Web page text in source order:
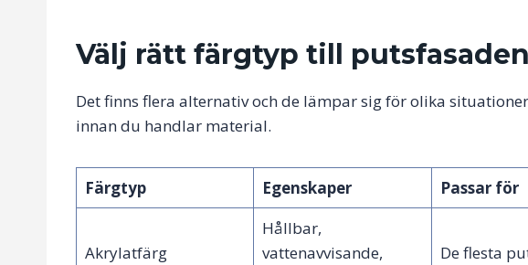
Välj rätt färgtyp till putsfasaden
Det finns flera alternativ och de lämpar sig för olika
innan du handlar material.
Färgtyp Egenskaper Passar för
Akrylatfärg
Hållbar,
vattenavvisande,
De flesta